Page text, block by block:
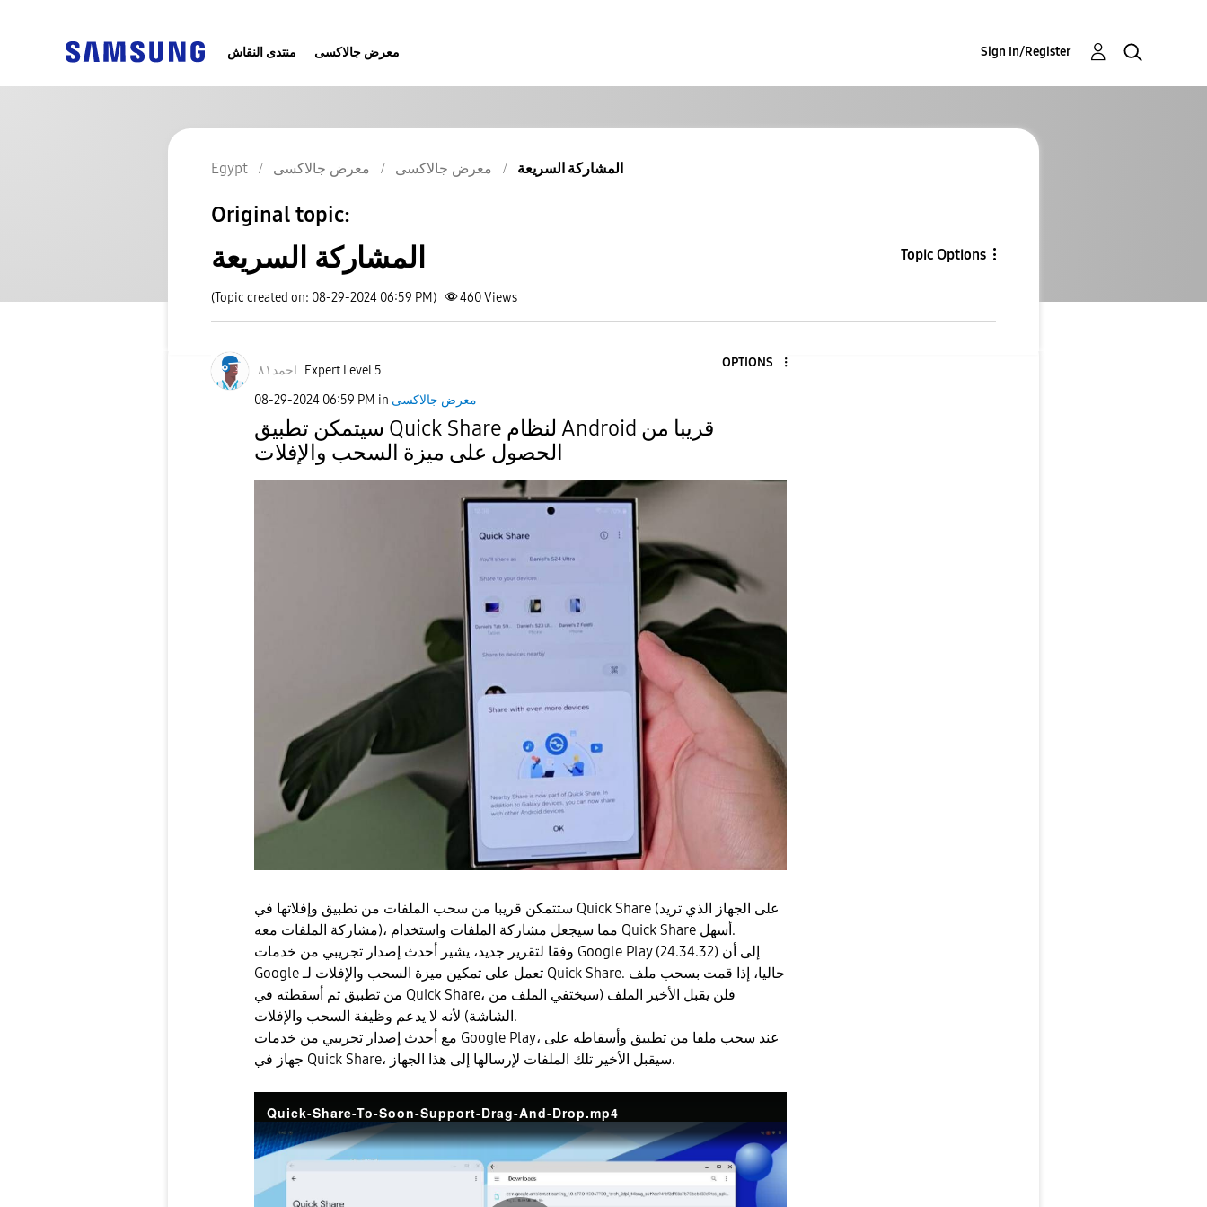
منتدى النقاش معرض جالاكسى Sign In/Register
Egypt معرض جالاكسى معرض جالاكسى المشاركة السريعة
Original topic:
المشاركة السريعة Topic Options
(Topic created on: 08-29-2024 06:59 PM) 460Views
احمد٨١ Expert Level 5
OPTIONS
‎08-29-2024 06:59 PM in معرض جالاكسى
سيتمكن تطبيق Quick Share لنظام Android قريبا من
الحصول على ميزة السحب والإفلات
ستتمكن قريبا من سحب الملفات من تطبيق وإفلاتها في Quick Share (على الجهاز الذي تريد
مشاركة الملفات معه)، مما سيجعل مشاركة الملفات واستخدام Quick Share أسهل.
وفقا لتقرير جديد، يشير أحدث إصدار تجريبي من خدمات Google Play (24.34.32) إلى أن
Google تعمل على تمكين ميزة السحب والإفلات لـ Quick Share. حاليا، إذا قمت بسحب ملف
من تطبيق ثم أسقطته في Quick Share، فلن يقبل الأخير الملف (سيختفي الملف من
الشاشة) لأنه لا يدعم وظيفة السحب والإفلات.
مع أحدث إصدار تجريبي من خدمات Google Play، عند سحب ملفا من تطبيق وأسقاطه على
جهاز في Quick Share، سيقبل الأخير تلك الملفات لإرسالها إلى هذا الجهاز.
Quick-Share-To-Soon-Support-Drag-And-Drop.mp4